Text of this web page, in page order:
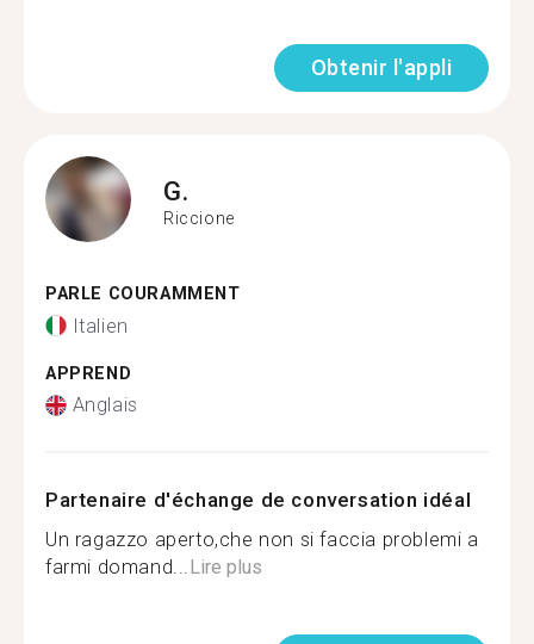
Obtenir l'appli
G.
Riccione
PARLE COURAMMENT
Italien
APPREND
Anglais
Partenaire d'échange de conversation idéal
Un ragazzo aperto,che non si faccia problemi a
farmi domand...Lire plus